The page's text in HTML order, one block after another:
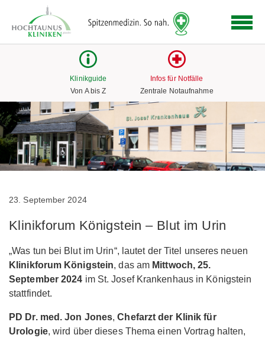
Link
zur
Startseite
Klinikguide
Von A bis Z
Infos für Notfälle
Zentrale Notaufnahme
23. September 2024
Klinikforum Königstein – Blut im Urin
„Was tun bei Blut im Urin“, lautet der Titel unseres neuen
Klinikforum Königstein, das am Mittwoch, 25.
September 2024 im St. Josef Krankenhaus in Königstein
stattfindet.
PD Dr. med. Jon Jones,Chefarzt der Klinik für
Urologie, wird über dieses Thema einen Vortrag halten,